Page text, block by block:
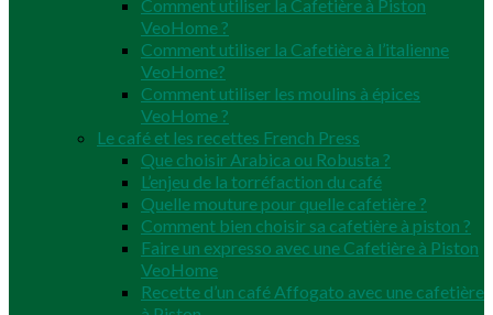
Comment utiliser la Cafetière à Piston
VeoHome ?
Comment utiliser la Cafetière à l’italienne
VeoHome?
Comment utiliser les moulins à épices
VeoHome ?
Le café et les recettes French Press
Que choisir Arabica ou Robusta ?
L’enjeu de la torréfaction du café
Quelle mouture pour quelle cafetière ?
Comment bien choisir sa cafetière à piston ?
Faire un expresso avec une Cafetière à Piston
VeoHome
Recette d’un café Affogato avec une cafetière